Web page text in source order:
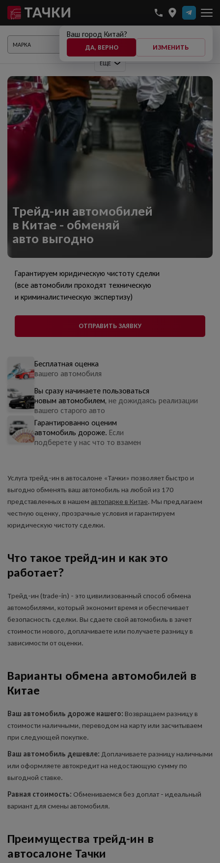
Ваш город Китай?
ДА, ВЕРНО ИЗМЕНИТЬ
ЕЩЕ
ПОКАЗАТЬ АВТО
Трейд-ин автомобилей
в Китае - обменяй
авто выгодно
Гарантируем юридическую чистоту сделки
(все автомобили проходят техническую
и криминалистическую экспертизу)
ОТПРАВИТЬ ЗАЯВКУ
Бесплатная оценка
вашего автомобиля
Вы сразу начинаете пользоваться
новым автомобилем, не дожидаясь реализации
вашего старого авто
Гарантированно оценим
автомобиль дороже. Если
подберете у нас что то взамен
Услуга трейд-ин в автосалоне «Тачки» позволяет быстро и
выгодно обменять ваш автомобиль на любой из 170
представленных в нашем автопарке в Китае. Мы предлагаем
честную оценку, прозрачные условия и гарантируем
юридическую чистоту сделки.
Что такое трейд-ин и как это
работает?
Трейд-ин (trade-in) - это цивилизованный способ обмена
автомобилями, который экономит время и обеспечивает
безопасность сделки. Вы сдаете свой автомобиль в зачет
стоимости нового, доплачиваете или получаете разницу в
зависимости от оценки.
Варианты обмена автомобилей в
Китае
Ваш автомобиль дороже нашего: Возвращаем разницу в
стоимости наличными, переводом на карту или засчитываем
при следующей покупке.
Ваш автомобиль дешевле: Доплачиваете разницу наличными
или оформляете автокредит на недостающую сумму по
выгодной ставке.
Равная стоимость: Обмениваемся без доплат - идеальный
вариант для смены автомобиля.
Преимущества трейд-ин в
автосалоне Тачки